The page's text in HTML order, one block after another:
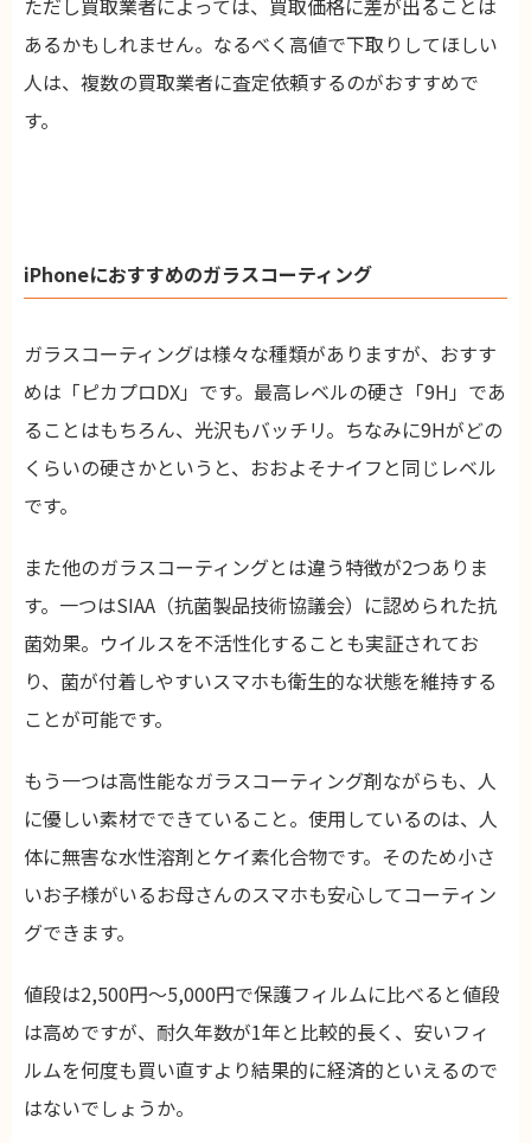
あるかもしれません。なるべく高値で下取りしてほしい
人は、複数の買取業者に査定依頼するのがおすすめで
す。
iPhoneにおすすめのガラスコーティング
ガラスコーティングは様々な種類がありますが、おすす
めは「ピカプロDX」です。最高レベルの硬さ「9H」であ
ることはもちろん、光沢もバッチリ。ちなみに9Hがどの
くらいの硬さかというと、おおよそナイフと同じレベル
です。
また他のガラスコーティングとは違う特徴が2つありま
す。一つはSIAA（抗菌製品技術協議会）に認められた抗
菌効果。ウイルスを不活性化することも実証されてお
り、菌が付着しやすいスマホも衛生的な状態を維持する
ことが可能です。
もう一つは高性能なガラスコーティング剤ながらも、人
に優しい素材でできていること。使用しているのは、人
体に無害な水性溶剤とケイ素化合物です。そのため小さ
いお子様がいるお母さんのスマホも安心してコーティン
グできます。
値段は2,500円～5,000円で保護フィルムに比べると値段
は高めですが、耐久年数が1年と比較的長く、安いフィ
ルムを何度も買い直すより結果的に経済的といえるので
はないでしょうか。